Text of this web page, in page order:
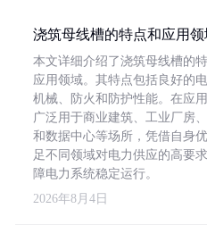
浇筑母线槽的特点和应用领
本文详细介绍了浇筑母线槽的
应用领域。其特点包括良好的电
机械、防火和防护性能。在应用
广泛用于商业建筑、工业厂房
和数据中心等场所，凭借自身
足不同领域对电力供应的高要
障电力系统稳定运行。
2026年8月4日